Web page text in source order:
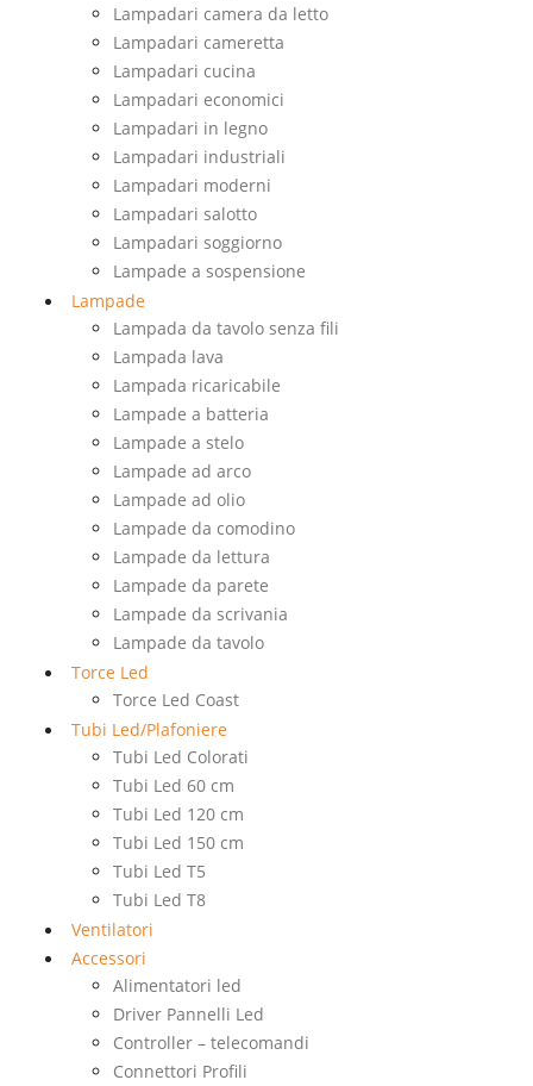
Lampadari camera da letto
Lampadari cameretta
Lampadari cucina
Lampadari economici
Lampadari in legno
Lampadari industriali
Lampadari moderni
Lampadari salotto
Lampadari soggiorno
Lampade a sospensione
Lampade
Lampada da tavolo senza fili
Lampada lava
Lampada ricaricabile
Lampade a batteria
Lampade a stelo
Lampade ad arco
Lampade ad olio
Lampade da comodino
Lampade da lettura
Lampade da parete
Lampade da scrivania
Lampade da tavolo
Torce Led
Torce Led Coast
Tubi Led/Plafoniere
Tubi Led Colorati
Tubi Led 60 cm
Tubi Led 120 cm
Tubi Led 150 cm
Tubi Led T5
Tubi Led T8
Ventilatori
Accessori
Alimentatori led
Driver Pannelli Led
Controller – telecomandi
Connettori Profili